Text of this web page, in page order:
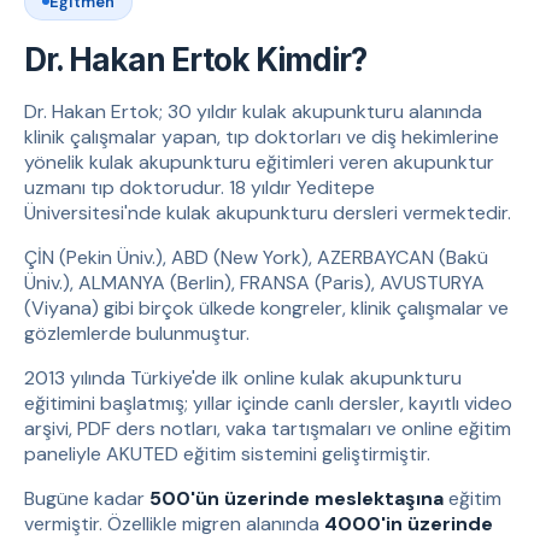
Dr. Hakan Ertok Kimdir?
Dr. Hakan Ertok; 30 yıldır kulak akupunkturu alanında
klinik çalışmalar yapan, tıp doktorları ve diş hekimlerine
yönelik kulak akupunkturu eğitimleri veren akupunktur
uzmanı tıp doktorudur. 18 yıldır Yeditepe
Üniversitesi'nde kulak akupunkturu dersleri vermektedir.
ÇİN (Pekin Üniv.), ABD (New York), AZERBAYCAN (Bakü
Üniv.), ALMANYA (Berlin), FRANSA (Paris), AVUSTURYA
(Viyana) gibi birçok ülkede kongreler, klinik çalışmalar ve
gözlemlerde bulunmuştur.
2013 yılında Türkiye'de ilk online kulak akupunkturu
eğitimini başlatmış; yıllar içinde canlı dersler, kayıtlı video
arşivi, PDF ders notları, vaka tartışmaları ve online eğitim
paneliyle AKUTED eğitim sistemini geliştirmiştir.
Bugüne kadar 500'ün üzerinde meslektaşınaeğitim
vermiştir. Özellikle migren alanında 4000'in üzerinde